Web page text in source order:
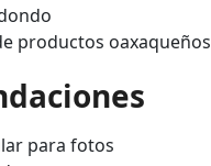
productos oaxaqueños
para fotos